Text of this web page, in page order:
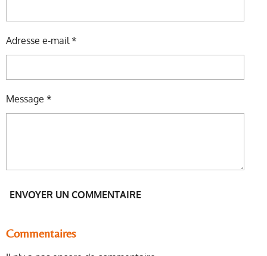
Adresse e-mail *
Message *
ENVOYER UN COMMENTAIRE
Commentaires